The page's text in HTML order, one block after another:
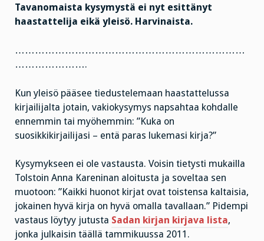
Tavanomaista kysymystä ei nyt esittänyt
haastattelija eikä yleisö. Harvinaista.
……………………………………………………………
………………….
Kun yleisö pääsee tiedustelemaan haastattelussa
kirjailijalta jotain, vakiokysymys napsahtaa kohdalle
ennemmin tai myöhemmin: ”Kuka on
suosikkikirjailijasi – entä paras lukemasi kirja?”
Kysymykseen ei ole vastausta. Voisin tietysti mukailla
Tolstoin Anna Kareninan aloitusta ja soveltaa sen
muotoon: ”Kaikki huonot kirjat ovat toistensa kaltaisia,
jokainen hyvä kirja on hyvä omalla tavallaan.” Pidempi
vastaus löytyy jutusta Sadan kirjan kirjava lista,
jonka julkaisin täällä tammikuussa 2011.